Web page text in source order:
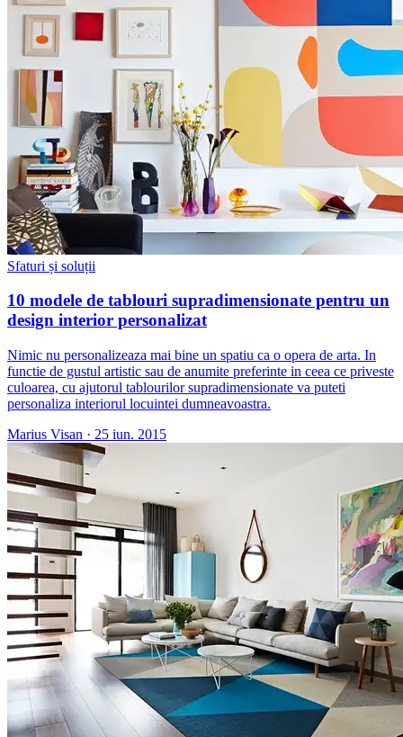
Sfaturi și soluții
10 modele de tablouri supradimensionate pentru un
design interior personalizat
Nimic nu personalizeaza mai bine un spatiu ca o opera de arta. In
functie de gustul artistic sau de anumite preferinte in ceea ce priveste
culoarea, cu ajutorul tablourilor supradimensionate va puteti
personaliza interiorul locuintei dumneavoastra.
Marius Visan · 25 iun. 2015